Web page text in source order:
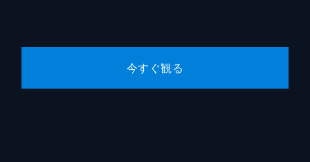
トは…？
今すぐ観る